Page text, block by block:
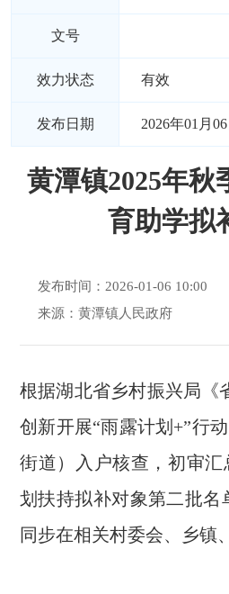
文号
效力状态 有效
发布日期 2026年01月06
黄潭镇2025年秋
育助学拟
发布时间：2026-01-06 10:00
来源：黄潭镇人民政府
根据湖北省乡村振兴局《
创新开展“雨露计划+”行
街道）入户核查，初审
划扶持拟补对象第二批名
同步在相关村委会、乡